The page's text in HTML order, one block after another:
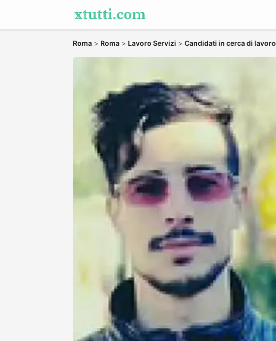
Roma > Roma > Lavoro Servizi > Candidati in cerca di lavoro